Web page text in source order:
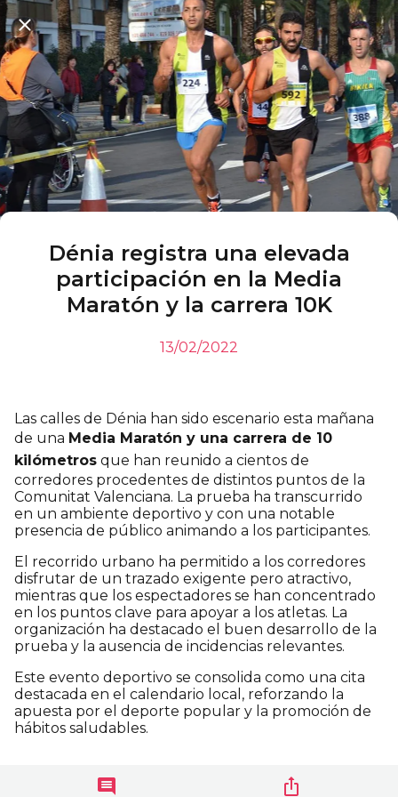
Dénia registra una elevada
participación en la Media
Maratón y la carrera 10K
13/02/2022
Las calles de Dénia han sido escenario esta mañana
de una Media Maratón y una carrera de 10
kilómetros que han reunido a cientos de
corredores procedentes de distintos puntos de la
Comunitat Valenciana. La prueba ha transcurrido
en un ambiente deportivo y con una notable
presencia de público animando a los participantes.
El recorrido urbano ha permitido a los corredores
disfrutar de un trazado exigente pero atractivo,
mientras que los espectadores se han concentrado
en los puntos clave para apoyar a los atletas. La
organización ha destacado el buen desarrollo de la
prueba y la ausencia de incidencias relevantes.
Este evento deportivo se consolida como una cita
destacada en el calendario local, reforzando la
apuesta por el deporte popular y la promoción de
hábitos saludables.